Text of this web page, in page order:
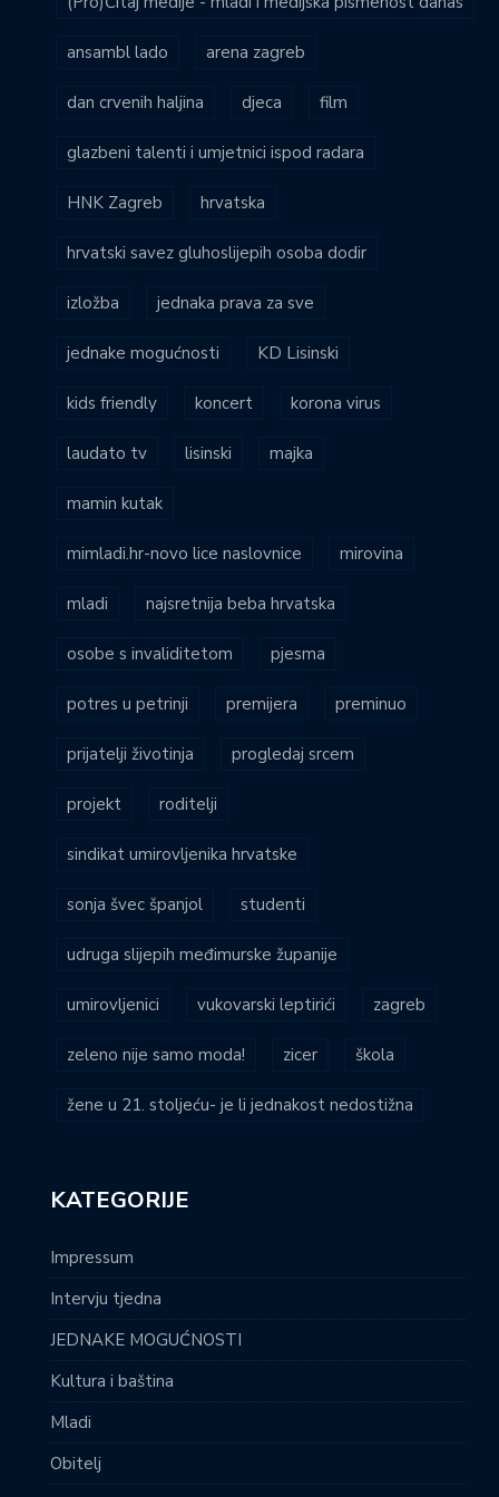
ansambl lado arena zagreb
dan crvenih haljina djeca film
glazbeni talenti i umjetnici ispod radara
HNK Zagreb hrvatska
hrvatski savez gluhoslijepih osoba dodir
izložba jednaka prava za sve
jednake mogućnosti KD Lisinski
kids friendly koncert korona virus
laudato tv lisinski majka
mamin kutak
mimladi.hr-novo lice naslovnice mirovina
mladi najsretnija beba hrvatska
osobe s invaliditetom pjesma
potres u petrinji premijera preminuo
prijatelji životinja progledaj srcem
projekt roditelji
sindikat umirovljenika hrvatske
sonja švec španjol studenti
udruga slijepih međimurske županije
umirovljenici vukovarski leptirići zagreb
zeleno nije samo moda! zicer škola
žene u 21. stoljeću- je li jednakost nedostižna
KATEGORIJE
Impressum
Intervju tjedna
JEDNAKE MOGUĆNOSTI
Kultura i baština
Mladi
Obitelj